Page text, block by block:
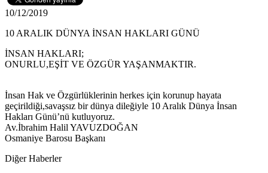
10/12/2019
10 ARALIK DÜNYA İNSAN HAKLARI GÜNÜ
İNSAN HAKLARI;
ONURLU,EŞİT VE ÖZGÜR YAŞANMAKTIR.
İnsan Hak ve Özgürlüklerinin herkes için korunup hayata
geçirildiği,savaşsız bir dünya dileğiyle 10 Aralık Dünya İnsan
Hakları Günü’nü kutluyoruz.
Av.İbrahim Halil YAVUZDOĞAN
Osmaniye Barosu Başkanı
Diğer Haberler